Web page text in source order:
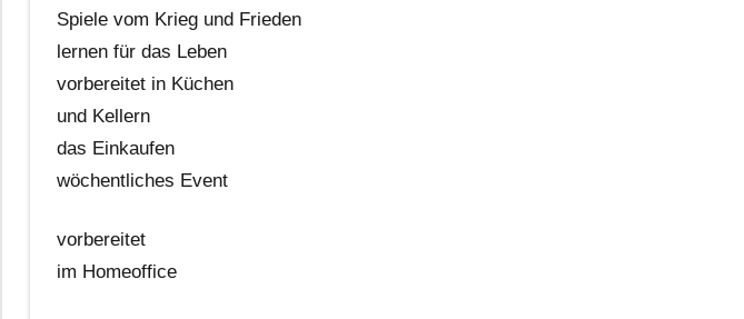
Spiele vom Krieg und Frieden
lernen für das Leben
vorbereitet in Küchen
und Kellern
das Einkaufen
wöchentliches Event
vorbereitet
im Homeoffice